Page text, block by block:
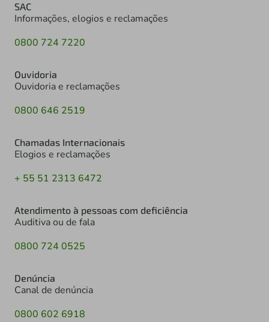
SAC
Informações, elogios e reclamações
0800 724 7220
Ouvidoria
Ouvidoria e reclamações
0800 646 2519
Chamadas Internacionais
Elogios e reclamações
+ 55 51 2313 6472
Atendimento à pessoas com deficiência
Auditiva ou de fala
0800 724 0525
Denúncia
Canal de denúncia
0800 602 6918